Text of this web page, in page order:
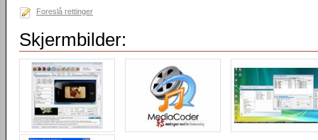
Foreslå rettinger
Skjermbilder: